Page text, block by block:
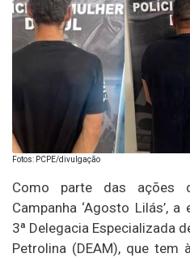
Fotos: PCPE/divulgação
Como parte das ações
Campanha ‘Agosto Lilás’,
3ª Delegacia Especializada
Petrolina (DEAM), que